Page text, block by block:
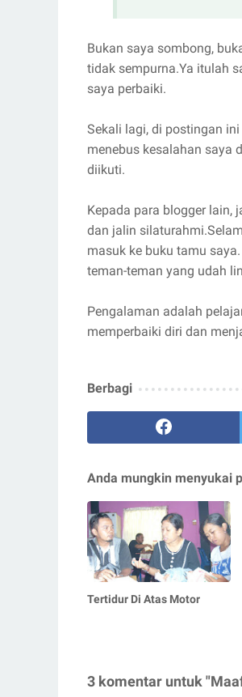
Bukan saya sombong,
tidak sempurna.Ya itulah
saya perbaiki.
Sekali lagi, di postingan
menebus kesalahan saya
diikuti.
Kepada para blogger lain,
dan jalin
masuk ke buku tamu
teman-teman yang udah
Pengalaman adalah
memperbaiki diri dan
Berbagi
Anda mungkin menyukai
Tertidur Di Atas Motor
3 komentar untuk